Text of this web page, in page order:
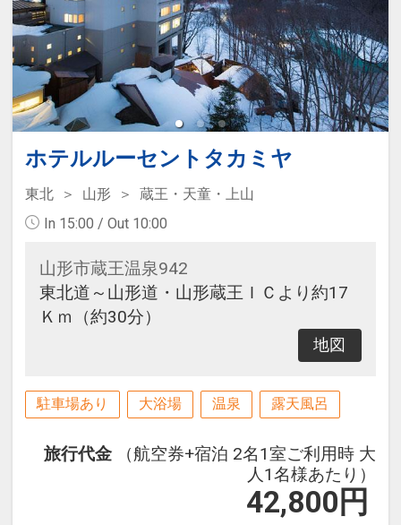
ホテルルーセントタカミヤ
東北 山形
蔵王・天童・上山
In 15:00 / Out 10:00
山形市蔵王温泉942
東北道～山形道・山形蔵王ＩＣより約17
Ｋｍ（約30分）
地図
駐車場あり 大浴場 温泉 露天風呂
旅行代金
（航空券+宿泊 2名1室ご利用時 大
人1名様あたり）
42,800 円